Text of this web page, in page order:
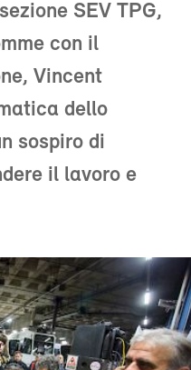
SEV TPG,
con il
Vincent
dello
sospiro di
il lavoro e